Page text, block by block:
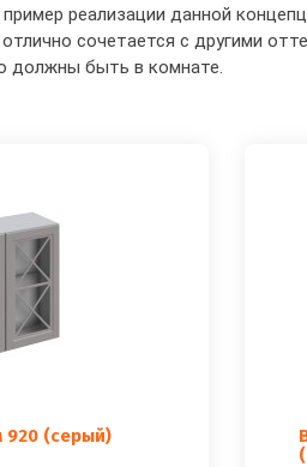
реализации данной
сочетается с другими
должны быть в комнате.
920 (серый)